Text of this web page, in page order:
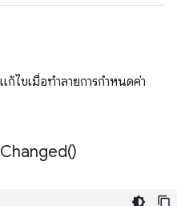
ไขเมื่อทำลายการกำหนดค่า
Changed()